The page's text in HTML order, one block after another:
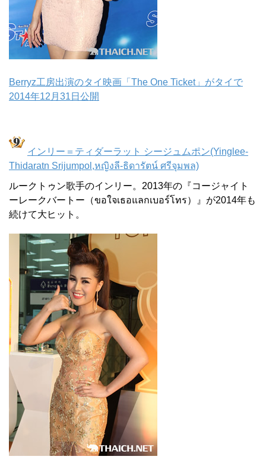
Berryz工房出演のタイ映画「The One Ticket」がタイで
2014年12月31日公開
インリー＝ティダーラット シージュムポン(Yinglee-
Thidaratn Srijumpol,หญิงลี-ธิดารัตน์ ศรีจุมพล)
ルークトゥン歌手のインリー。2013年の『コージャイト
ーレークバートー（ขอใจเธอแลกเบอร์โทร）』が2014年も
続けて大ヒット。